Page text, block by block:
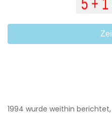
1994 wurde weithin berichtet,